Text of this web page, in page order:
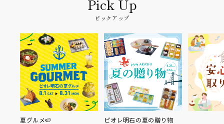
ピックアップ
夏グルメ🍉 ピオレ明石の夏の贈り物